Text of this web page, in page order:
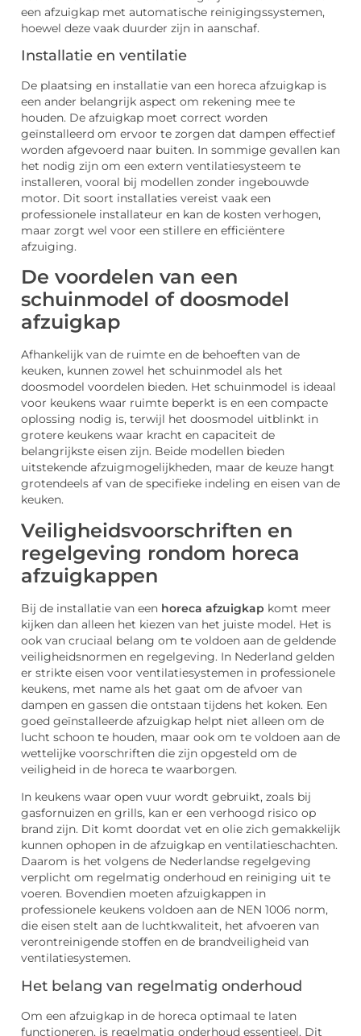
een afzuigkap met automatische reinigingssystemen,
hoewel deze vaak duurder zijn in aanschaf.
Installatie en ventilatie
De plaatsing en installatie van een horeca afzuigkap is
een ander belangrijk aspect om rekening mee te
houden. De afzuigkap moet correct worden
geïnstalleerd om ervoor te zorgen dat dampen effectief
worden afgevoerd naar buiten. In sommige gevallen kan
het nodig zijn om een extern ventilatiesysteem te
installeren, vooral bij modellen zonder ingebouwde
motor. Dit soort installaties vereist vaak een
professionele installateur en kan de kosten verhogen,
maar zorgt wel voor een stillere en efficiëntere
afzuiging.
De voordelen van een
schuinmodel of doosmodel
afzuigkap
Afhankelijk van de ruimte en de behoeften van de
keuken, kunnen zowel het schuinmodel als het
doosmodel voordelen bieden. Het schuinmodel is ideaal
voor keukens waar ruimte beperkt is en een compacte
oplossing nodig is, terwijl het doosmodel uitblinkt in
grotere keukens waar kracht en capaciteit de
belangrijkste eisen zijn. Beide modellen bieden
uitstekende afzuigmogelijkheden, maar de keuze hangt
grotendeels af van de specifieke indeling en eisen van de
keuken.
Veiligheidsvoorschriften en
regelgeving rondom horeca
afzuigkappen
Bij de installatie van een horeca afzuigkap komt meer
kijken dan alleen het kiezen van het juiste model. Het is
ook van cruciaal belang om te voldoen aan de geldende
veiligheidsnormen en regelgeving. In Nederland gelden
er strikte eisen voor ventilatiesystemen in professionele
keukens, met name als het gaat om de afvoer van
dampen en gassen die ontstaan tijdens het koken. Een
goed geïnstalleerde afzuigkap helpt niet alleen om de
lucht schoon te houden, maar ook om te voldoen aan de
wettelijke voorschriften die zijn opgesteld om de
veiligheid in de horeca te waarborgen.
In keukens waar open vuur wordt gebruikt, zoals bij
gasfornuizen en grills, kan er een verhoogd risico op
brand zijn. Dit komt doordat vet en olie zich gemakkelijk
kunnen ophopen in de afzuigkap en ventilatieschachten.
Daarom is het volgens de Nederlandse regelgeving
verplicht om regelmatig onderhoud en reiniging uit te
voeren. Bovendien moeten afzuigkappen in
professionele keukens voldoen aan de NEN 1006 norm,
die eisen stelt aan de luchtkwaliteit, het afvoeren van
verontreinigende stoffen en de brandveiligheid van
ventilatiesystemen.
Het belang van regelmatig onderhoud
Om een afzuigkap in de horeca optimaal te laten
functioneren, is regelmatig onderhoud essentieel. Dit